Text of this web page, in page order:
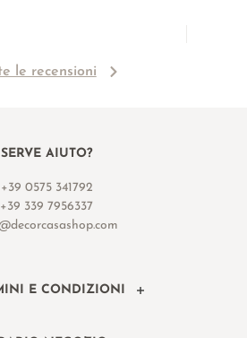
le recensioni
SERVE AIUTO?
+39 0575 341792
+39 339 7956337
E CONDIZIONI